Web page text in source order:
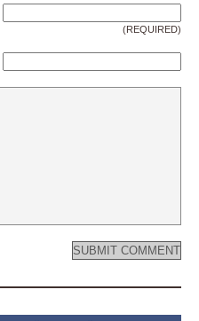
(REQUIRED)